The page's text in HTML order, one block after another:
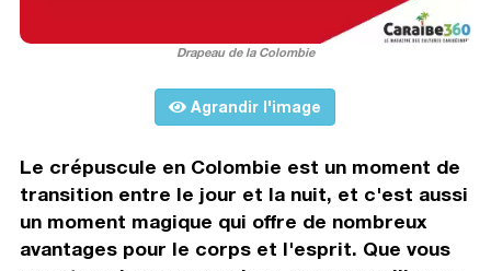
Drapeau de la Colombie
Agrandir l'image
Le crépuscule en Colombie est un moment de
transition entre le jour et la nuit, et c'est aussi
un moment magique qui offre de nombreux
avantages pour le corps et l'esprit. Que vous